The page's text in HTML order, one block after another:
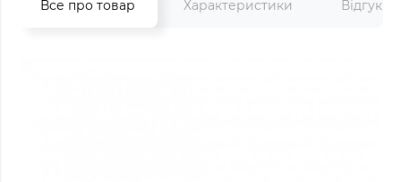
Все про товар Характеристики Відгуки